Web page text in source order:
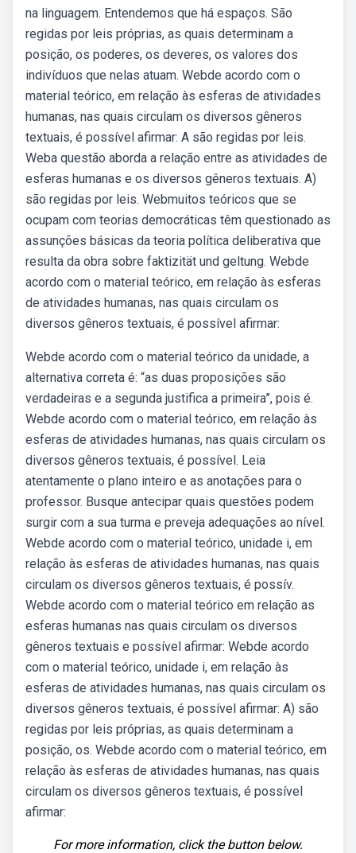
na linguagem. Entendemos que há espaços. São
regidas por leis próprias, as quais determinam a
posição, os poderes, os deveres, os valores dos
indivíduos que nelas atuam. Webde acordo com o
material teórico, em relação às esferas de atividades
humanas, nas quais circulam os diversos gêneros
textuais, é possível afirmar: A são regidas por leis.
Weba questão aborda a relação entre as atividades de
esferas humanas e os diversos gêneros textuais. A)
são regidas por leis. Webmuitos teóricos que se
ocupam com teorias democráticas têm questionado as
assunções básicas da teoria política deliberativa que
resulta da obra sobre faktizität und geltung. Webde
acordo com o material teórico, em relação às esferas
de atividades humanas, nas quais circulam os
diversos gêneros textuais, é possível afirmar:
Webde acordo com o material teórico da unidade, a
alternativa correta é: “as duas proposições são
verdadeiras e a segunda justifica a primeira”, pois é.
Webde acordo com o material teórico, em relação às
esferas de atividades humanas, nas quais circulam os
diversos gêneros textuais, é possível. Leia
atentamente o plano inteiro e as anotações para o
professor. Busque antecipar quais questões podem
surgir com a sua turma e preveja adequações ao nível.
Webde acordo com o material teórico, unidade i, em
relação às esferas de atividades humanas, nas quais
circulam os diversos gêneros textuais, é possív.
Webde acordo com o material teórico em relação as
esferas humanas nas quais circulam os diversos
gêneros textuais e possível afirmar: Webde acordo
com o material teórico, unidade i, em relação às
esferas de atividades humanas, nas quais circulam os
diversos gêneros textuais, é possível afirmar: A) são
regidas por leis próprias, as quais determinam a
posição, os. Webde acordo com o material teórico, em
relação às esferas de atividades humanas, nas quais
circulam os diversos gêneros textuais, é possível
afirmar:
For more information, click the button below.